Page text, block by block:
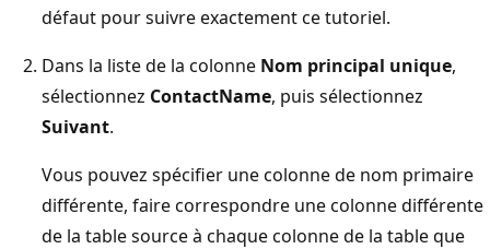
défaut pour suivre exactement ce tutoriel.
Dans la liste de la colonne Nom principal unique,
sélectionnez ContactName, puis sélectionnez
Suivant.
Vous pouvez spécifier une colonne de nom primaire
différente, faire correspondre une colonne différente
de la table source à chaque colonne de la table que